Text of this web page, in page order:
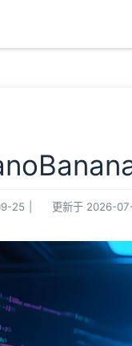
25 更新于 2026-